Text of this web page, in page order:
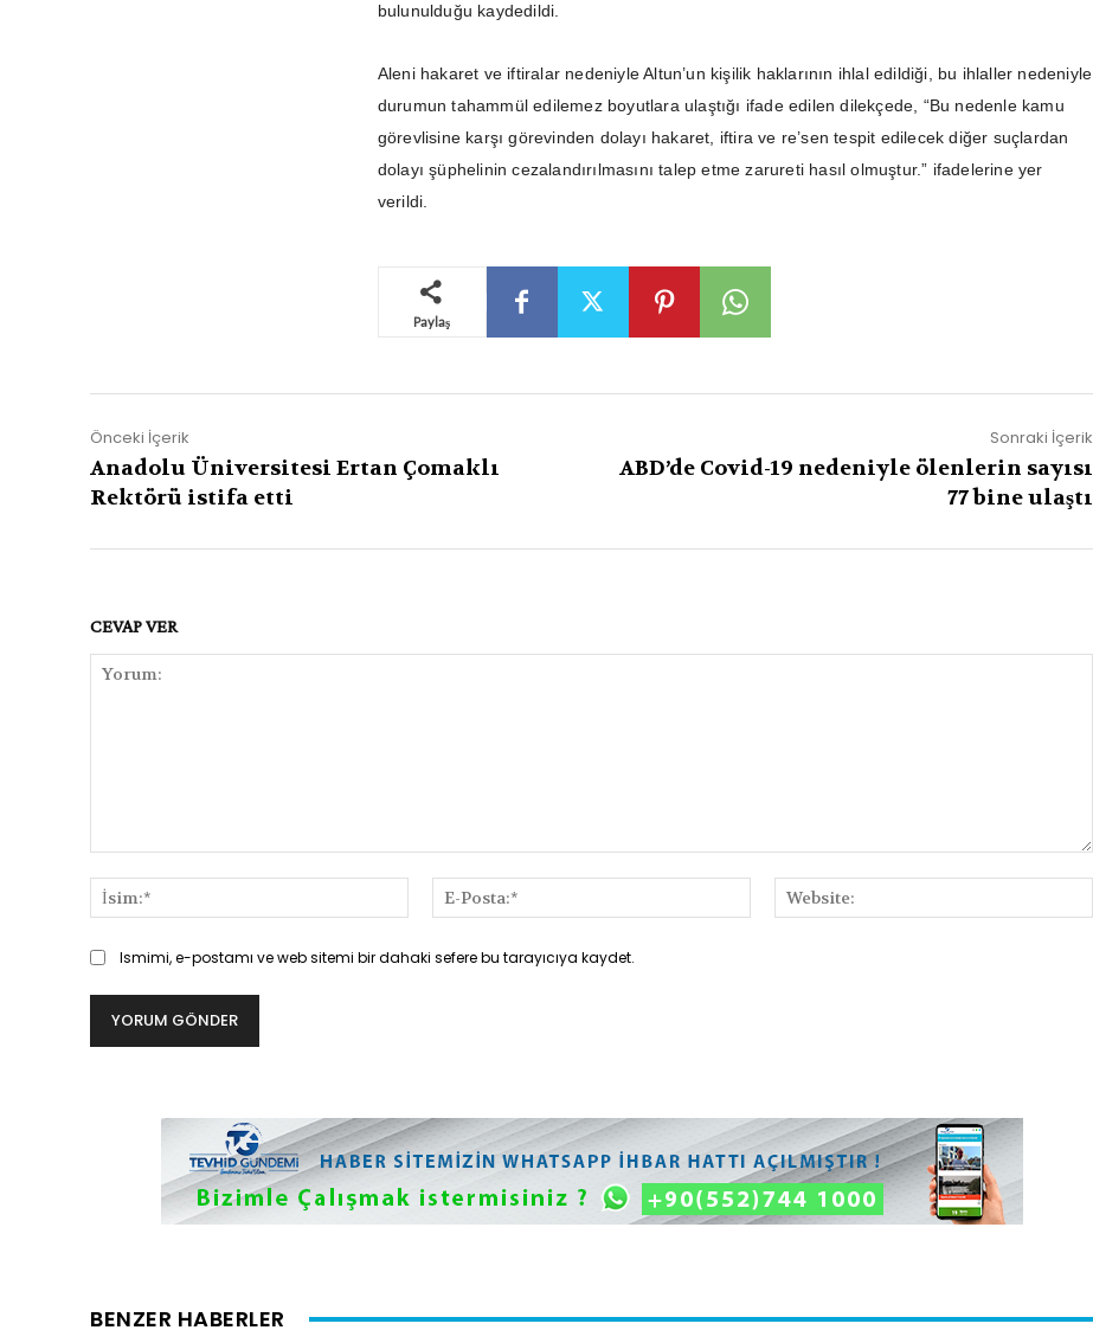
bulunulduğu kaydedildi.
Aleni hakaret ve iftiralar nedeniyle Altun’un kişilik haklarının ihlal edildiği, bu ihlaller nedeniyle
durumun tahammül edilemez boyutlara ulaştığı ifade edilen dilekçede, “Bu nedenle kamu
görevlisine karşı görevinden dolayı hakaret, iftira ve re’sen tespit edilecek diğer suçlardan
dolayı şüphelinin cezalandırılmasını talep etme zarureti hasıl olmuştur.” ifadelerine yer
verildi.
Paylaş
Önceki İçerik
Anadolu Üniversitesi Ertan Çomaklı
Rektörü istifa etti
Sonraki İçerik
ABD’de Covid-19 nedeniyle ölenlerin sayısı
77 bine ulaştı
CEVAP VER
İsim:*
Posta:*
Ismimi, e-postamı ve web sitemi bir dahaki sefere bu tarayıcıya kaydet.
BENZER HABERLER